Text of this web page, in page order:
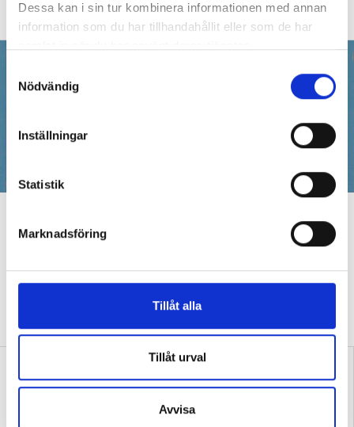
Dessa kan i sin tur kombinera informationen med annan
information som du har tillhandahållit eller som de har
k
Nödvändig
Inställningar
Statistik
Marknadsföring
Tillåt alla
Tillåt urval
Avvisa
strukturerad.”
knyter ihop allt
STUDIE- OCH YRKESVÄGLEDAREVägledarkalendariet bygger
programansvariga, och redaktör Kjell Häglund förklarar vikten av
syv-konferenser.